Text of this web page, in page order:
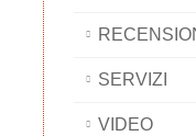
SERVIZI
VIDEO